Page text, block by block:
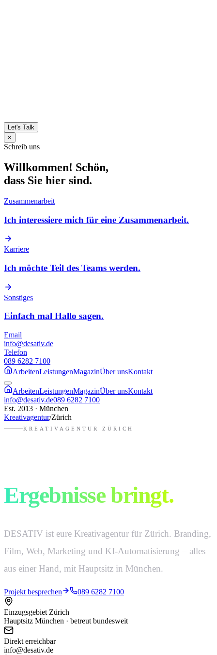
Let's Talk
×
Schreib uns
Willkommen! Schön,
dass Sie hier sind.
Zusammenarbeit
Ich interessiere mich für eine Zusammenarbeit.
Karriere
Ich möchte Teil des Teams werden.
Sonstiges
Einfach mal Hallo sagen.
Email
info@desativ.de
Telefon
089 6282 7100
ArbeitenLeistungenMagazinÜber unsKontakt
ArbeitenLeistungenMagazinÜber unsKontakt
info@desativ.de089 6282 7100
Est. 2013 · München
Kreativagentur/Zürich
KREATIVAGENTUR ZÜRICH
Ergebnisse bringt.
DESATIV ist eure Kreativagentur für Zürich. Branding,
Film, Web, Marketing und KI-Automatisierung – alles
aus einer Hand, mit Hauptsitz in München.
Projekt besprechen 089 6282 7100
Einzugsgebiet Zürich
Hauptsitz München · betreut bundesweit
Direkt erreichbar
info@desativ.de